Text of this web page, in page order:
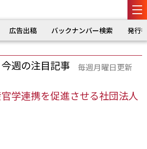
広告出稿 バックナンバー検索 発行
週の注目記事 毎週月曜日更新
学連携を促進させる社団法人